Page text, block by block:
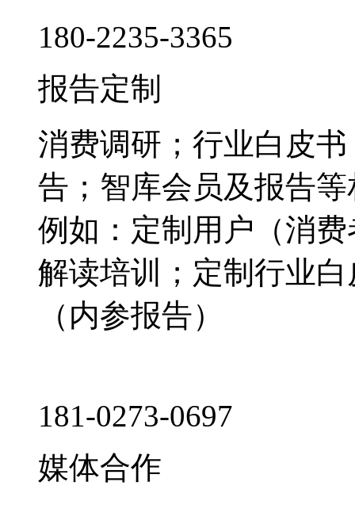
180-2235-3365
报告定制
消费调研；行业白皮
告；智库会员及报告
例如：定制用户（消
解读培训；定制行业
（内参报告）
181-0273-0697
媒体合作